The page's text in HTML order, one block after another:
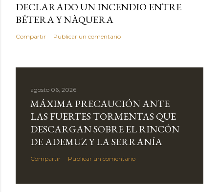
DECLARADO UN INCENDIO ENTRE
BÉTERA Y NÀQUERA
Compartir Publicar un comentario
agosto 06, 2026
MÁXIMA PRECAUCIÓN ANTE
LAS FUERTES TORMENTAS QUE
DESCARGAN SOBRE EL RINCÓN
DE ADEMUZ Y LA SERRANÍA
Compartir Publicar un comentario